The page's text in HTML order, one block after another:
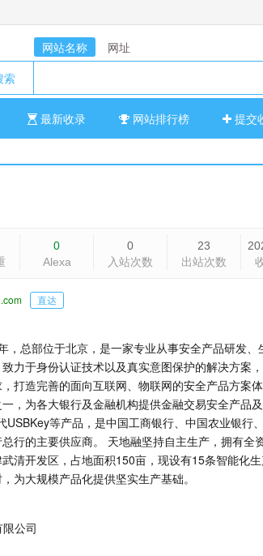
网站名称
网址
索
最新收录 网站排行榜 提交
0
Alexa
0
入站次数
23
出站次数
直达
，总部位于北京，是一家专业从事安全产品研发
力于身份认证技术以及真实意图保护的解决方案
打造完善的面向互联网、物联网的安全产品方案
，为各大银行及金融机构提供金融交易安全产品
USBKey等产品，是中国工商银行、中国农业银行
行的主要供应商。 天地融坚持自主生产，拥有全
清开发区，占地面积150亩，现设有15条智能化
为大规模产品化提供坚实生产基础。
公司